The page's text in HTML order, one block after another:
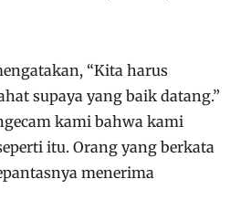
“Kita harus
supaya yang baik datang.”
kami bahwa kami
itu. Orang yang berkata
menerima